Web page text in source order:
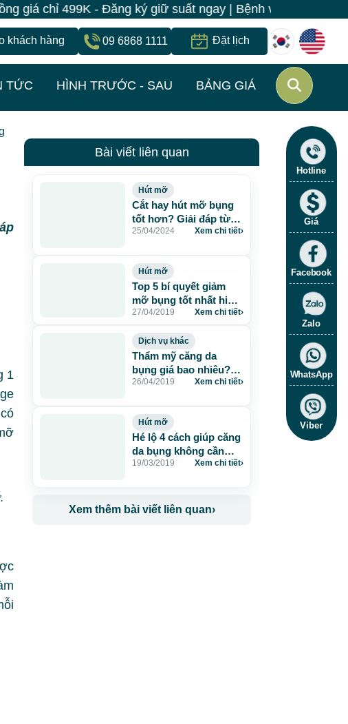
ký giữ suất ngay | Bệnh viện JW Hàn Quốc có 1 địa
khách hàng 09 6868 1111 Đặt lịch
TỨC HÌNH TRƯỚC - SAU BẢNG GIÁ
1
Bài viết liên quan
Hút mỡ
Cắt hay hút mỡ bụng
tốt hơn? Giải đáp từ
chuyên gia
25/04/2024 Xem chi tiết›
Hút mỡ
Top 5 bí quyết giảm
mỡ bụng tốt nhất hiện
nay
27/04/2019 Xem chi tiết›
Dịch vụ khác
Thẩm mỹ căng da
bụng giá bao nhiêu?
Update bảng giá chuẩn
26/04/2019 Xem chi tiết›
Hút mỡ
Hé lộ 4 cách giúp căng
da bụng không cần
phẫu thuật
19/03/2019 Xem chi tiết›
Xem thêm bài viết liên quan›
Hotline
Giá
Facebook
Zalo
WhatsApp
Viber